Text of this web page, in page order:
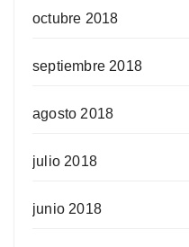
octubre 2018
septiembre 2018
agosto 2018
julio 2018
junio 2018